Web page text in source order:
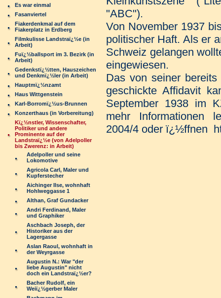
Es war einmal
Fasanviertel
Fiakerdenkmal auf dem
Fiakerplatz in Erdberg
Filmkulisse Landstraï¿½e (in
Arbeit)
Fuï¿½ballsport im 3. Bezirk (in
Arbeit)
Gedenkstï¿½tten, Hauszeichen
und Denkmï¿½ler (in Arbeit)
Hauptmï¿½nzamt
Haus Wittgenstein
Karl-Borromï¿½us-Brunnen
Konzerthaus (in Vorbereitung)
Kï¿½nstler, Wissenschafter,
Politiker und andere
Prominente auf der
Landstraï¿½e (von Adelpoller
bis Zwerenz: in Arbeit)
Adelpoller und seine
Lokomotive
Agricola Carl, Maler und
Kupferstecher
Aichinger Ilse, wohnhaft
Hohlweggasse 1
Althan, Graf Gundacker
Andri Ferdinand, Maler
und Graphiker
Aschbach Joseph, der
Historiker aus der
Lagergasse
Aslan Raoul, wohnhaft in
der Weyrgasse
Augustin N.: War "der
liebe Augustin" nicht
doch ein Landstraï¿½er?
Bacher Rudolf, ein
Weiï¿½gerber Maler
"ABC").
Von November 1937
politischer Haft. Als er
Schweiz gelangen
eingewiesen.
Das von seiner
geschickte Affidavit
September 1938 im
mehr Informationen
2004/4 oder ï¿½ffnen